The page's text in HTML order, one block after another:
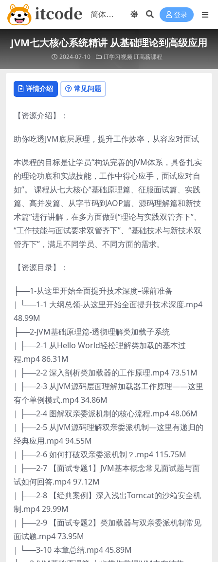
登录
JVM七大核心系统精讲 从基础理论到高级应用
2024-07-10 IT学习视频 IT高薪课程
详情介绍 常见问题
【资源介绍】：
助你吃透JVM底层原理，提升工作效率，从容应对面试
本课程的目标是让学员“构筑完善的JVM体系，具备扎实
的理论功底和实战技能，工作中得心应手，面试应对自
如”。 课程从七大核心“基础原理篇、征服面试篇、实践
篇、高并发篇、从字节码到AOP篇、源码理解篇和新技
术篇”进行讲解，在多方面做到“理论与实践双管齐下”、
“工作技能与面试要求双管齐下”、“基础技术与新技术双
管齐下”，满足不同学员、不同方面的需求。
【资源目录】：
├──1-从这里开始全面提升技术深度–课前准备
| └──1-1 大纲总领-从这里开始全面提升技术深度.mp4
48.99M
├──2-JVM基础原理篇-透彻理解类加载子系统
| ├──2-1 从Hello World轻松理解类加载的基本过
程.mp4 86.31M
| ├──2-2 深入剖析类加载器的工作原理.mp4 73.51M
| ├──2-3 从JVM源码层面理解加载器工作原理——这里
有个单例模式.mp4 34.86M
| ├──2-4 图解双亲委派机制的核心流程.mp4 48.06M
| ├──2-5 从JVM源码理解双亲委派机制—这里有递归的
经典应用.mp4 94.55M
| ├──2-6 如何打破双亲委派机制？.mp4 115.75M
| ├──2-7 【面试专题1】JVM基本概念常见面试题与面
试如何回答.mp4 97.12M
| ├──2-8 【经典案例】深入浅出Tomcat的沙箱安全机
制.mp4 29.99M
| ├──2-9 【面试专题2】类加载器与双亲委派机制常见
面试题.mp4 73.95M
| └──3-10 本章总结.mp4 45.89M